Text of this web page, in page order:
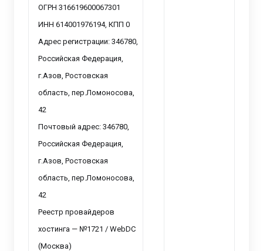
ОГРН 316619600067301
ИНН 614001976194, КПП 0
Адрес регистрации: 346780,
Российская Федерация,
г.Азов, Ростовская
область, пер.Ломоносова,
42
Почтовый адрес: 346780,
Российская Федерация,
г.Азов, Ростовская
область, пер.Ломоносова,
42
Реестр провайдеров
хостинга — №1721 / WebDC
(Москва)